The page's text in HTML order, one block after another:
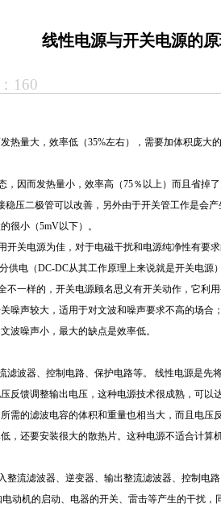
线性电源与开关电源的
160
热量大，效率低（35%左右），需要加体积庞大
，因而发热量小，效率高（75％以上）而且省掉
接稳压二极管可以改善，另外由于开关管工作是
很小（5mV以下）。
开关电源为佳，对于电磁干扰和电源纯净性有要
供电（DC-DC从其工作原理上来说就是开关电
不一样的，开关电源顾名思义有开关动作，它利
噪声较大，适用于对文波和噪声要求不高的场
波噪声小，最大的缺点是效率低。
滤波器、控制电路、保护电路等。 线性电源是
反馈调整输出电压，这种电源技术很成熟，可以
需的滤波电容的体积和重量也相当大，而且电
，还要安装很大的散热片。这种电源不适合计算
整流滤波器、逆变器、输出整流滤波器、控制电
动机的启动、电器的开关、雷击等产生的干扰，